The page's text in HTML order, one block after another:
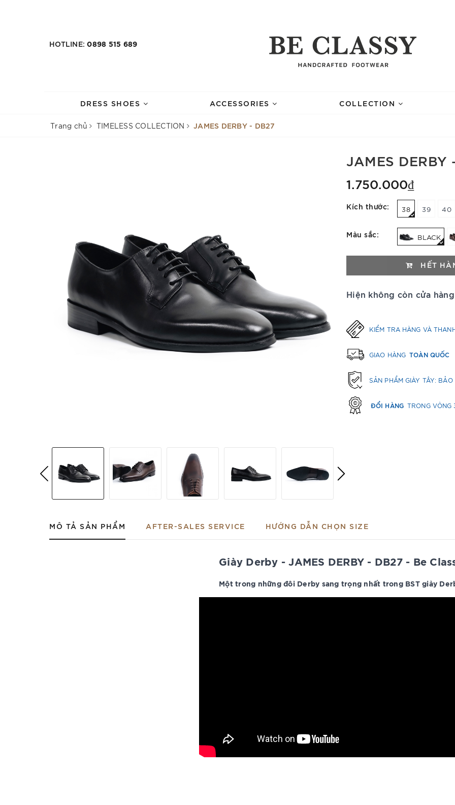
HOTLINE: 0898 515 689
DRESS SHOES ACCESSORIES COLLECTION
Trang chủ TIMELESS COLLECTION JAMES DERBY - DB27
JAMES DERBY
1.750.000₫
Kích thước: 38 39 40
Màu sắc: BLACK
HẾT
Hiện không còn cửa
KIỂM TRA HÀNG VÀ
GIAO HÀNG TOÀN QUỐC
SẢN PHẨM GIÀY TÂY: BẢO
ĐỔI HÀNG TRONG VÒNG
MÔ TẢ SẢN PHẨM AFTER-SALES SERVICE HƯỚNG DẪN CHỌN SIZE
Giày Derby - JAMES DERBY - DB27 - Be
Một trong những đôi Derby sang trọng nhất trong BST giày